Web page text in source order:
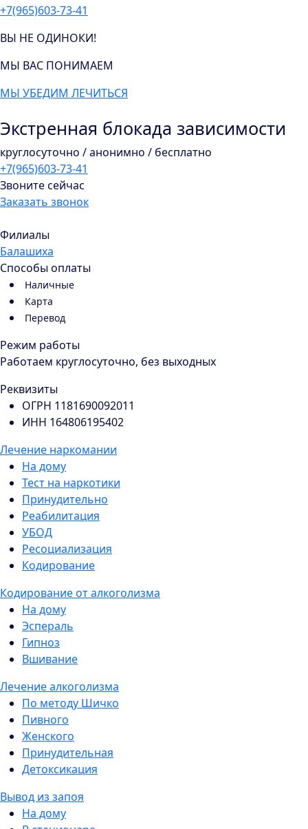
+7(965)603-73-41
ВЫ НЕ ОДИНОКИ!
МЫ ВАС ПОНИМАЕМ
МЫ УБЕДИМ ЛЕЧИТЬСЯ
Экстренная блокада зависимости
круглосуточно / анонимно / бесплатно
+7(965)603-73-41
Звоните сейчас
Заказать звонок
Филиалы
Балашиха
Способы оплаты
Наличные
Карта
Перевод
Режим работы
Работаем круглосуточно, без выходных
Реквизиты
ОГРН 1181690092011
ИНН 164806195402
Лечение наркомании
На дому
Тест на наркотики
Принудительно
Реабилитация
УБОД
Ресоциализация
Кодирование
Кодирование от алкоголизма
На дому
Эспераль
Гипноз
Вшивание
Лечение алкоголизма
По методу Шичко
Пивного
Женского
Принудительная
Детоксикация
Вывод из запоя
На дому